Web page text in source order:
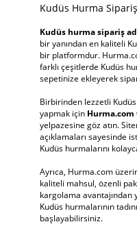
Kudüs Hurma
Kudüs hurma sipariş
bir yanından en kaliteli
bir platformdur.
farklı çeşitlerde Kudüs
sepetinize ekleyerek
Birbirinden lezzetli
yapmak için Hurma.com
yelpazesine göz atın.
açıklamaları sayesinde
Kudüs hurmalarını
Ayrıca, Hurma.com
kaliteli mahsul, özenli
kargolama
Kudüs hurmalarının
başlayabilirsiniz.